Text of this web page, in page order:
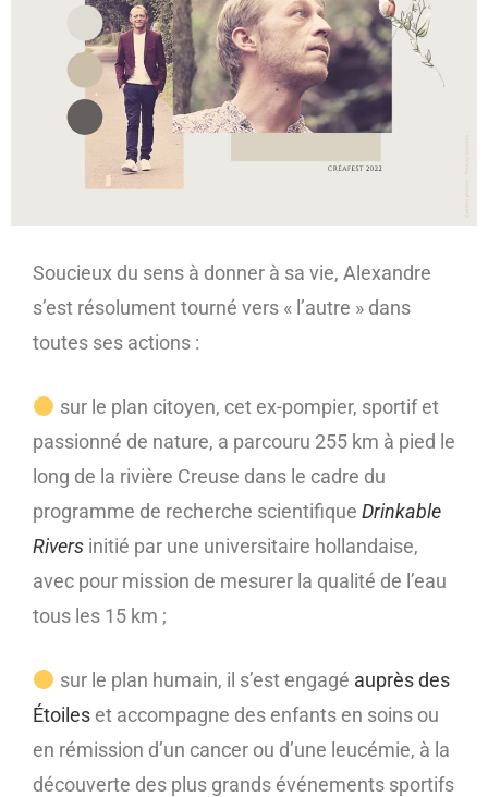
Soucieux du sens à donner à sa vie, Alexandre
s’est résolument tourné vers « l’autre » dans
toutes ses actions :
sur le plan citoyen, cet ex-pompier, sportif et
passionné de nature, a parcouru 255 km à pied le
long de la rivière Creuse dans le cadre du
programme de recherche scientifique Drinkable
Rivers initié par une universitaire hollandaise,
avec pour mission de mesurer la qualité de l’eau
tous les 15 km ;
sur le plan humain, il s’est engagé auprès des
Étoiles et accompagne des enfants en soins ou
en rémission d’un cancer ou d’une leucémie, à la
découverte des plus grands événements sportifs